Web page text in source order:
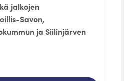
jalkojen
Savon,
ja Siilinjärven